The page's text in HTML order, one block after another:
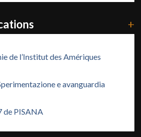
+
de l’Institut des Amériques
e avanguardia
de PISANA